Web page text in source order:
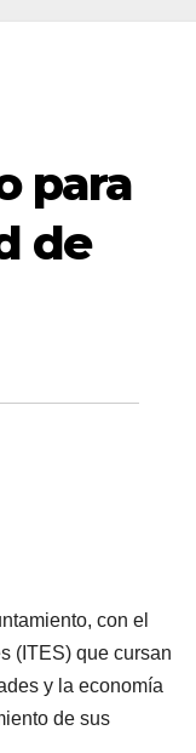
para
de
con el
(ITES) que cursan
y la economía
de sus